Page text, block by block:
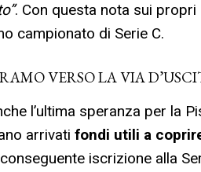
. Con questa nota sui propri
campionato di Serie C.
VERSO LA VIA
l’ultima speranza per la
arrivati fondi utili a
iscrizione alla